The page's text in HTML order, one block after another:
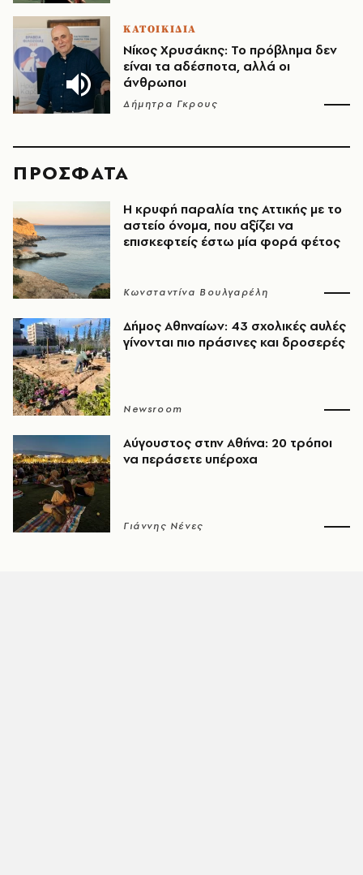
ΚΑΤΟΙΚΙΔΙΑ
Νίκος Χρυσάκης: Το πρόβλημα δεν
είναι τα αδέσποτα, αλλά οι
άνθρωποι
Δήμητρα Γκρους
ΠΡΟΣΦΑΤΑ
Η κρυφή παραλία της Αττικής με το
αστείο όνομα, που αξίζει να
επισκεφτείς έστω μία φορά φέτος
Κωνσταντίνα Βουλγαρέλη
Δήμος Αθηναίων: 43 σχολικές αυλές
γίνονται πιο πράσινες και δροσερές
Newsroom
Αύγουστος στην Αθήνα: 20 τρόποι
να περάσετε υπέροχα
Γιάννης Νένες